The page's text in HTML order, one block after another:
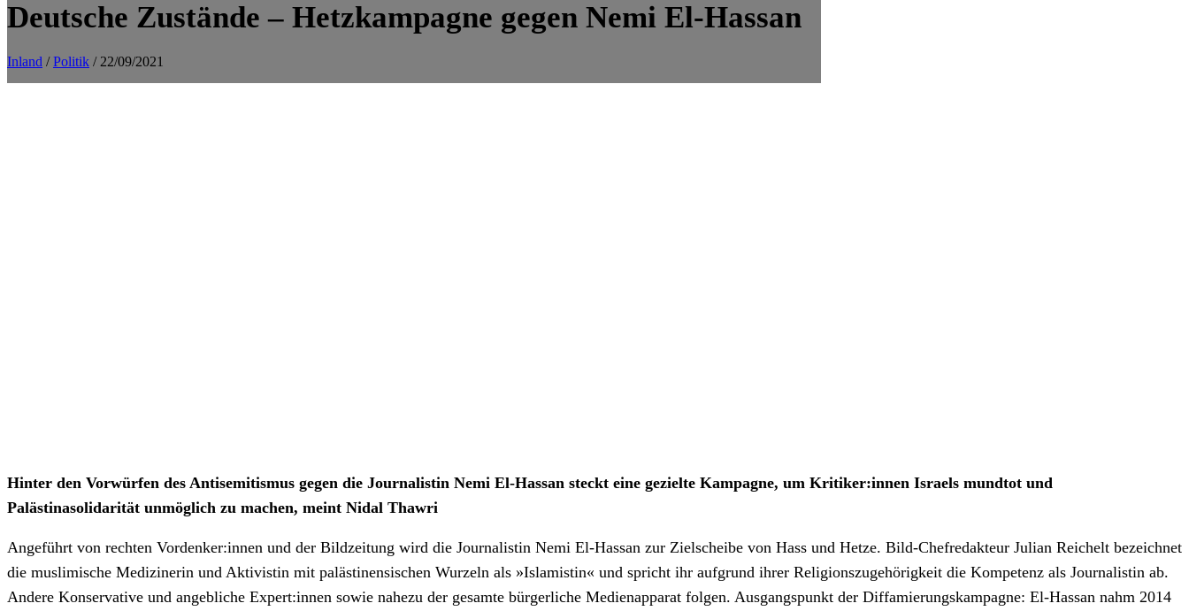
Deutsche Zustände – Hetzkampagne gegen Nemi El-Hassan
Inland /Politik / 22/09/2021
Hinter den Vorwürfen des Antisemitismus gegen die Journalistin Nemi El-Hassan steckt eine gezielte Kampagne, um Kritiker:innen Israels mundtot und
Palästinasolidarität unmöglich zu machen, meint Nidal Thawri
Angeführt von rechten Vordenker:innen und der Bildzeitung wird die Journalistin Nemi El-Hassan zur Zielscheibe von Hass und Hetze. Bild-Chefredakteur Julian Reichelt bezeichnet
die muslimische Medizinerin und Aktivistin mit palästinensischen Wurzeln als »Islamistin« und spricht ihr aufgrund ihrer Religionszugehörigkeit die Kompetenz als Journalistin ab.
Andere Konservative und angebliche Expert:innen sowie nahezu der gesamte bürgerliche Medienapparat folgen. Ausgangspunkt der Diffamierungskampagne: El-Hassan nahm 2014